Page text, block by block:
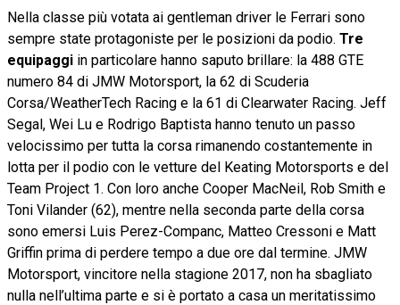
Nella classe più votata ai gentleman driver le Ferrari sono
sempre state protagoniste per le posizioni da podio. Tre
equipaggi in particolare hanno saputo brillare: la 488 GTE
numero 84 di JMW Motorsport, la 62 di Scuderia
Corsa/WeatherTech Racing e la 61 di Clearwater Racing. Jeff
Segal, Wei Lu e Rodrigo Baptista hanno tenuto un passo
velocissimo per tutta la corsa rimanendo costantemente in
lotta per il podio con le vetture del Keating Motorsports e del
Team Project 1. Con loro anche Cooper MacNeil, Rob Smith e
Toni Vilander (62), mentre nella seconda parte della corsa
sono emersi Luis Perez-Companc, Matteo Cressoni e Matt
Griffin prima di perdere tempo a due ore dal termine. JMW
Motorsport, vincitore nella stagione 2017, non ha sbagliato
nulla nell’ultima parte e si è portato a casa un meritatissimo